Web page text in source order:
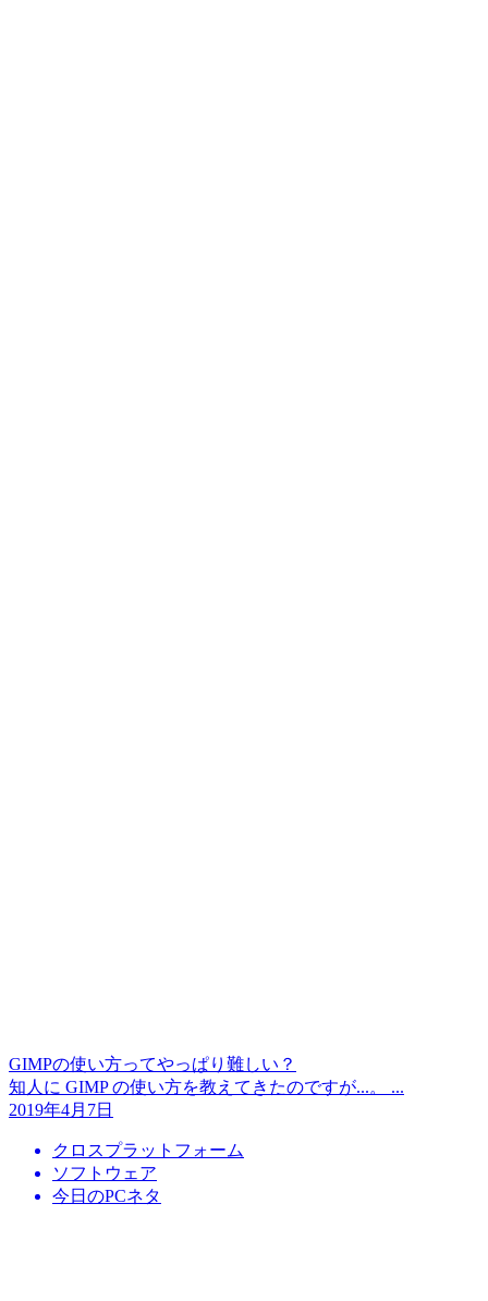
GIMPの使い方ってやっぱり難しい？
知人に GIMP の使い方を教えてきたのですが...。 ...
2019年4月7日
クロスプラットフォーム
ソフトウェア
今日のPCネタ